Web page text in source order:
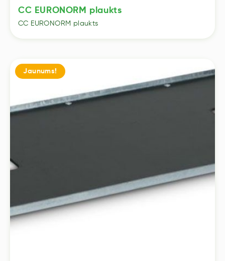
CC EURONORM plaukts
CC EURONORM plaukts